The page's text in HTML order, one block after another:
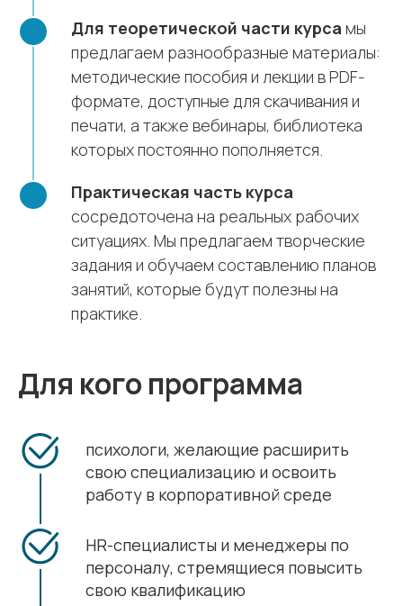
Для теоретической части курса мы
предлагаем разнообразные материалы:
методические пособия и лекции в PDF-
формате, доступные для скачивания и
печати, а также вебинары, библиотека
которых постоянно пополняется.
Практическая часть курса
сосредоточена на реальных рабочих
ситуациях. Мы предлагаем творческие
задания и обучаем составлению планов
занятий, которые будут полезны на
практике.
Для кого программа
психологи, желающие расширить
свою специализацию и освоить
работу в корпоративной среде
HR-специалисты и менеджеры по
персоналу, стремящиеся повысить
свою квалификацию